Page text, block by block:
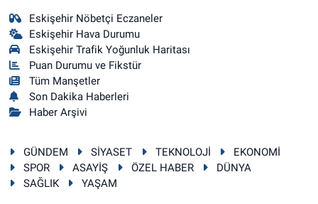
Eskişehir Nöbetçi Eczaneler
Eskişehir Hava Durumu
Eskişehir Trafik Yoğunluk Haritası
Puan Durumu ve Fikstür
Tüm Manşetler
Son Dakika Haberleri
Haber Arşivi
GÜNDEM SİYASET TEKNOLOJİ
EKONOMİ
SPOR
ASAYİŞ ÖZEL HABER
DÜNYA
SAĞLIK
YAŞAM